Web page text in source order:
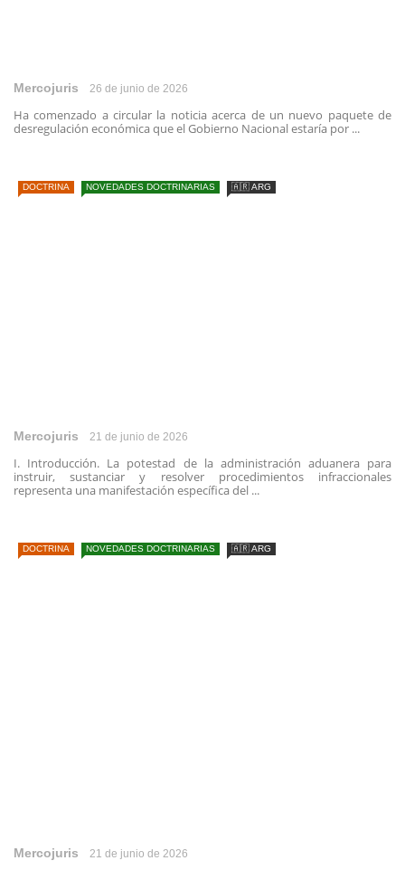
Mercojuris 26 de junio de 2026
Ha comenzado a circular la noticia acerca de un nuevo paquete de
desregulación económica que el Gobierno Nacional estaría por ...
DOCTRINA NOVEDADES DOCTRINARIAS 🇦🇷 ARG
Mercojuris 21 de junio de 2026
I. Introducción. La potestad de la administración aduanera para
instruir, sustanciar y resolver procedimientos infraccionales
representa una manifestación específica del ...
DOCTRINA NOVEDADES DOCTRINARIAS 🇦🇷 ARG
Mercojuris 21 de junio de 2026